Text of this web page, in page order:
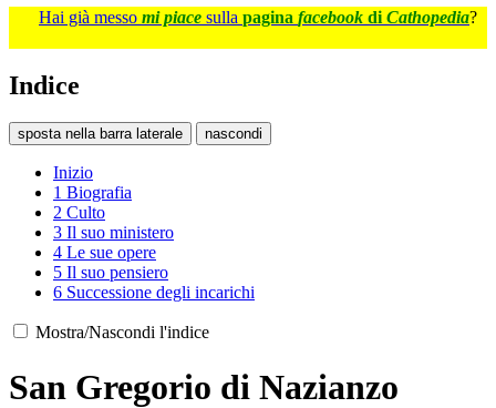
Hai già messo mi piace sulla pagina facebook di Cathopedia?
Indice
sposta nella barra laterale nascondi
Inizio
1 Biografia
2 Culto
3 Il suo ministero
4 Le sue opere
5 Il suo pensiero
6 Successione degli incarichi
Mostra/Nascondi l'indice
San Gregorio di Nazianzo